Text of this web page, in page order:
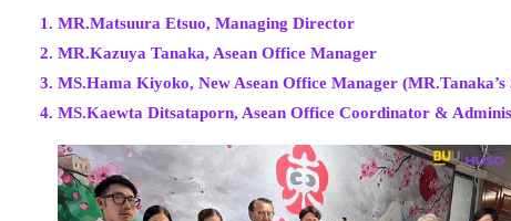
MR.Matsuura Etsuo, Managing Director
MR.Kazuya Tanaka, Asean Office Manager
MS.Hama Kiyoko, New Asean Office Manager (MR.Tanaka’s
MS.Kaewta Ditsataporn, Asean Office Coordinator &